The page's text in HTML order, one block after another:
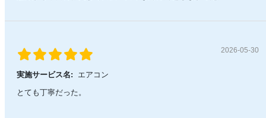
2026-05-30
実施サービス名:
エアコン
とても丁寧だった。